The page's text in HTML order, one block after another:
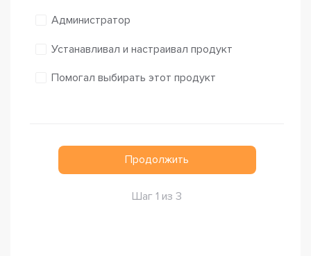
Администратор
Устанавливал и настраивал продукт
Помогал выбирать этот продукт
Шаг 1 из 3
Продолжить